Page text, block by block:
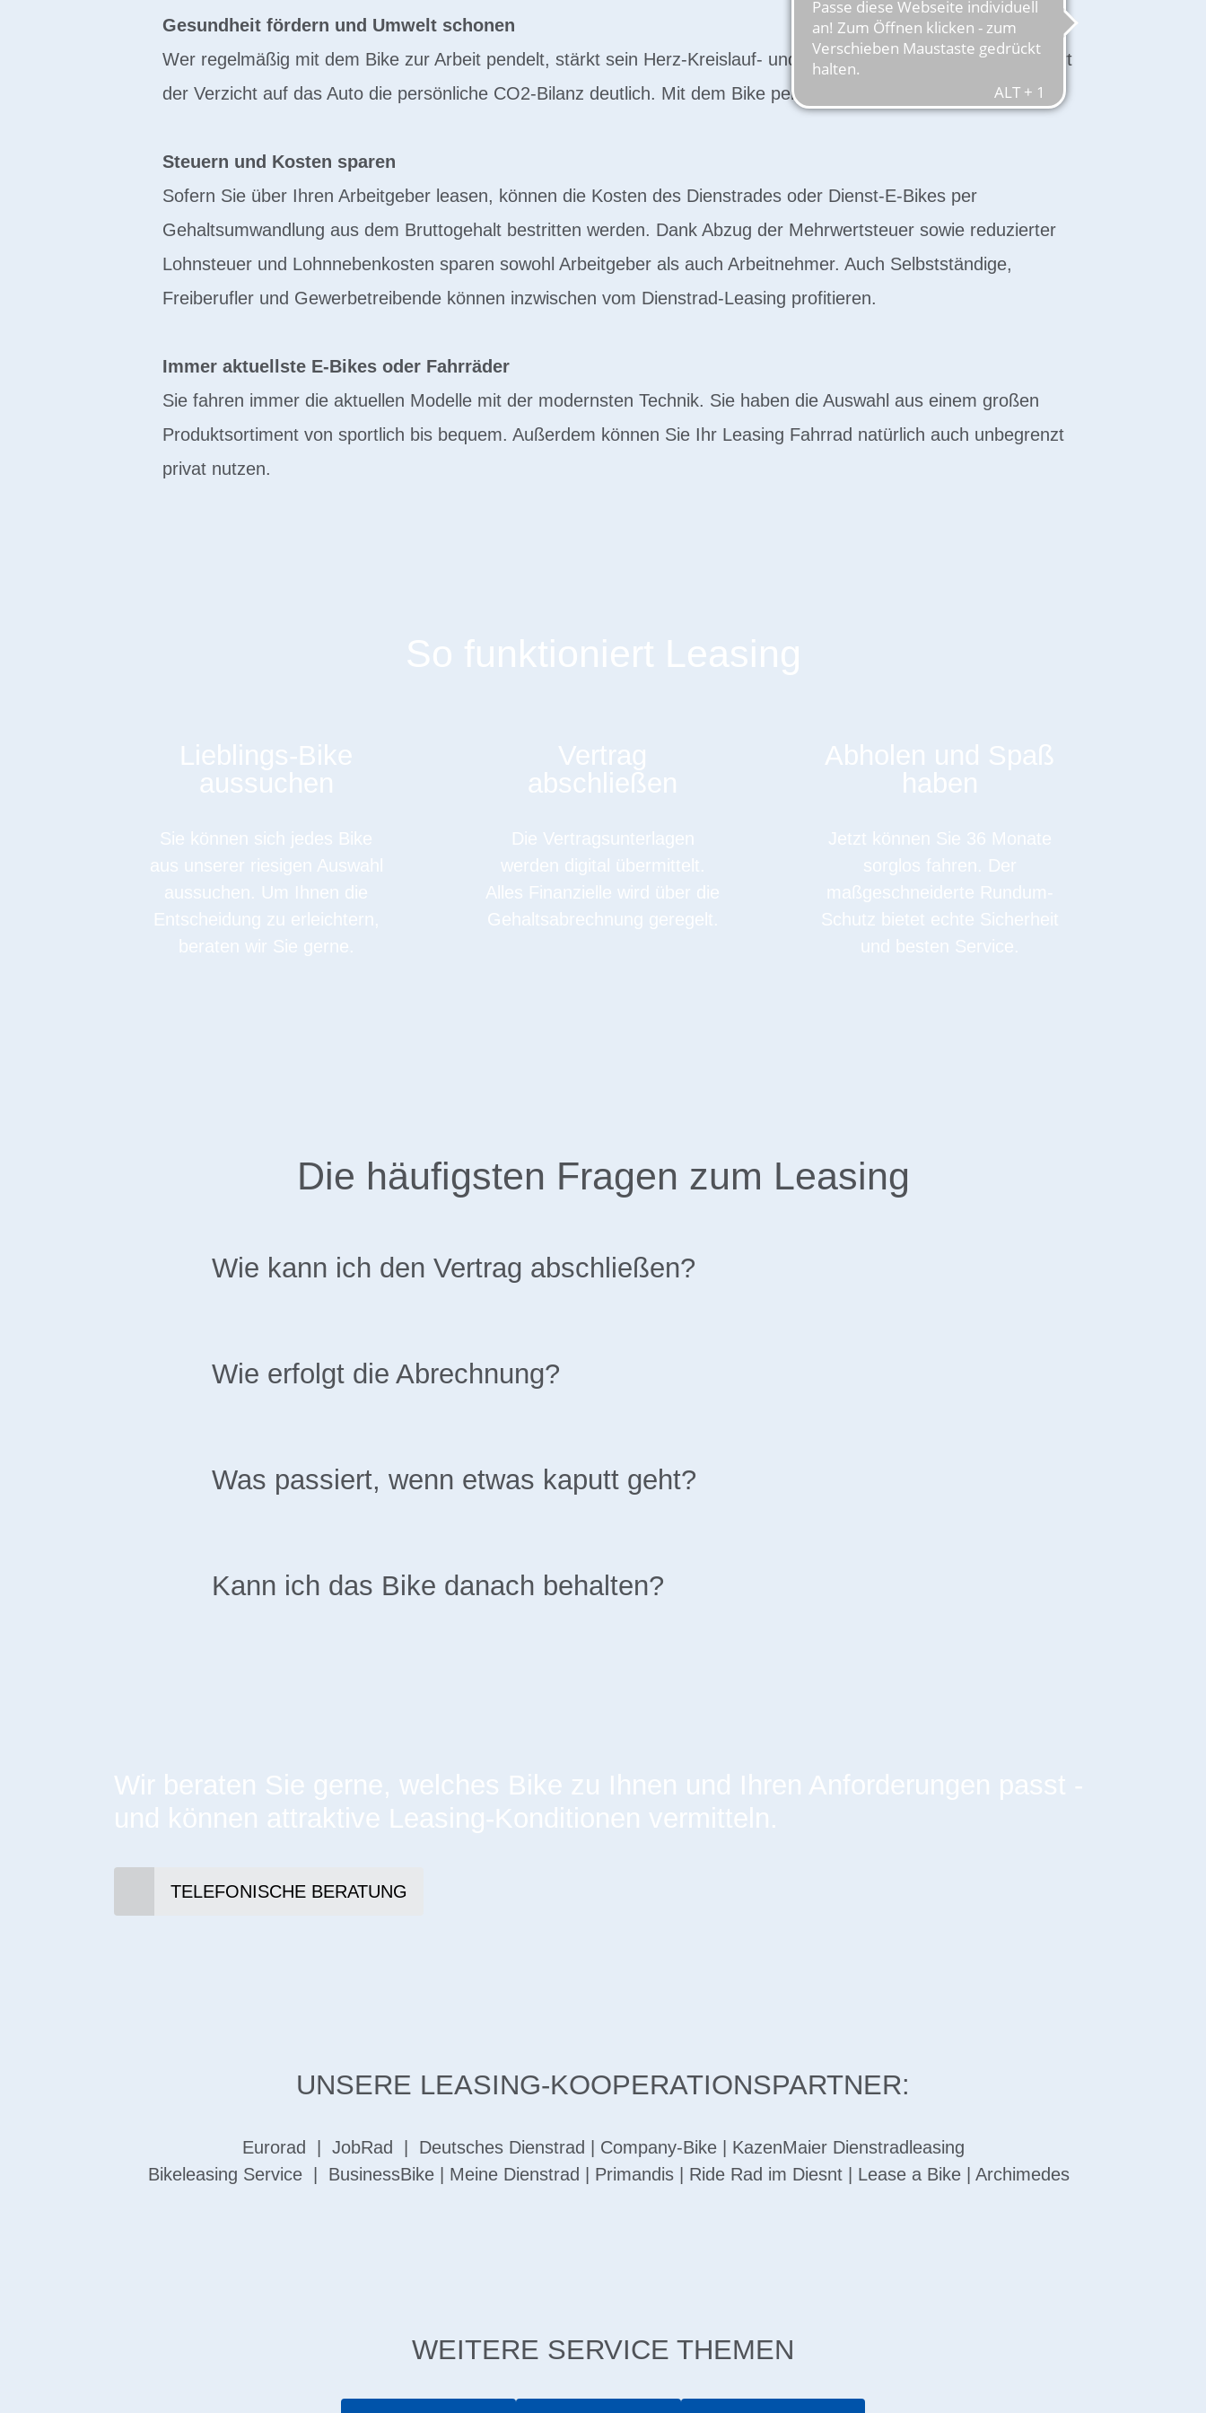
Gesundheit fördern und Umwelt schonen
Wer regelmäßig mit dem Bike zur Arbeit pendelt, stärkt sein Herz-Kreislauf- und Immunsystem. Zudem verbessert
der Verzicht auf das Auto die persönliche CO2-Bilanz deutlich. Mit dem Bike pendeln ist also doppelt gut.
Steuern und Kosten sparen
Sofern Sie über Ihren Arbeitgeber leasen, können die Kosten des Dienstrades oder Dienst-E-Bikes per
Gehaltsumwandlung aus dem Bruttogehalt bestritten werden. Dank Abzug der Mehrwertsteuer sowie reduzierter
Lohnsteuer und Lohnnebenkosten sparen sowohl Arbeitgeber als auch Arbeitnehmer. Auch Selbstständige,
Freiberufler und Gewerbetreibende können inzwischen vom Dienstrad-Leasing profitieren.
Immer aktuellste E-Bikes oder Fahrräder
Sie fahren immer die aktuellen Modelle mit der modernsten Technik. Sie haben die Auswahl aus einem großen
Produktsortiment von sportlich bis bequem. Außerdem können Sie Ihr Leasing Fahrrad natürlich auch unbegrenzt
privat nutzen.
So funktioniert Leasing
Lieblings-Bike
aussuchen
Sie können sich jedes Bike
aus unserer riesigen Auswahl
aussuchen. Um Ihnen die
Entscheidung zu erleichtern,
beraten wir Sie gerne.
Vertrag
abschließen
Die Vertragsunterlagen
werden digital übermittelt.
Alles Finanzielle wird über die
Gehaltsabrechnung geregelt.
Abholen und Spaß
haben
Jetzt können Sie 36 Monate
sorglos fahren. Der
maßgeschneiderte Rundum-
Schutz bietet echte Sicherheit
und besten Service.
Die häufigsten Fragen zum Leasing
Wie kann ich den Vertrag abschließen?
Wie erfolgt die Abrechnung?
Was passiert, wenn etwas kaputt geht?
Kann ich das Bike danach behalten?
Wir beraten Sie gerne, welches Bike zu Ihnen und Ihren Anforderungen passt -
und können attraktive Leasing-Konditionen vermitteln.
TELEFONISCHE BERATUNG
UNSERE LEASING-KOOPERATIONSPARTNER:
Eurorad | JobRad | Deutsches Dienstrad | Company-Bike| KazenMaier Dienstradleasing
Bikeleasing Service| BusinessBike| Meine Dienstrad | Primandis| Ride Rad im Diesnt| Lease a Bike| Archimedes
WEITERE SERVICE THEMEN